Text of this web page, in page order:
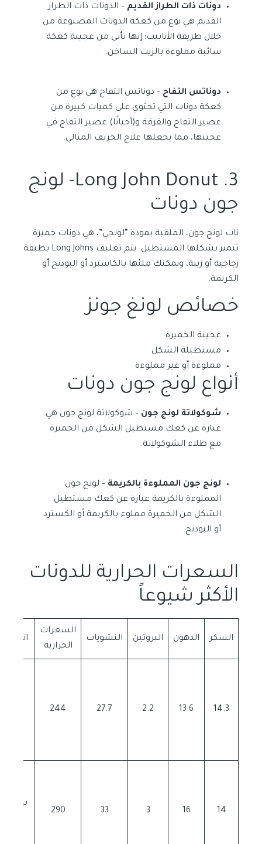
دونات ذات الطراز القديم – الدونات ذات الطراز
القديم هي نوع من كعكة الدونات المصنوعة من
خلال طريقة الأنابيب؛ إنها تأتي من عجينة كعكة
سائبة مملوءة بالزيت الساخن.
دوناتس التفاح – دوناتس التفاح هي نوع من
كعكة دونات التي تحتوي على كميات كبيرة من
عصير التفاح والقرفة و(أحيانًا) عصير التفاح في
عجينها، مما يجعلها علاج الخريف المثالي.
3. Long John Donut- لونج
جون دونات
نات لونج جون، الملقبة بمودة “لونجي”، هي دونات خميرة
تتميز بشكلها المستطيل. يتم تغليف Long Johns بطبقة
زجاجية أو زينة، ويمكنك ملئها بالكاسترد أو البودنج أو
الكريمة.
خصائص لونغ جونز
عجينة الخميرة
مستطيلة الشكل
مملوءة أو غير مملوءة
أنواع لونج جون دونات
شوكولاتة لونج جون – شوكولاتة لونج جون هي
عبارة عن كعك مستطيل الشكل من الخميرة
مع طلاء الشوكولاتة.
لونج جون المملوءة بالكريمة – لونج جون
المملوءة بالكريمة عبارة عن كعك مستطيل
الشكل من الخميرة مملوء بالكريمة أو الكسترد
أو البودنج.
السعرات الحرارية للدونات
الأكثر شيوعاً
السكر الدهون البروتين النشويات
السعرات
الحرارية
انواع
14.3
13.6
2.2
27.7
244
14
16
3
33
290